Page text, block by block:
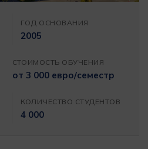
ГОД ОСНОВАНИЯ
2005
СТОИМОСТЬ ОБУЧЕНИЯ
от 3 000 евро/семестр
КОЛИЧЕСТВО СТУДЕНТОВ
4 000